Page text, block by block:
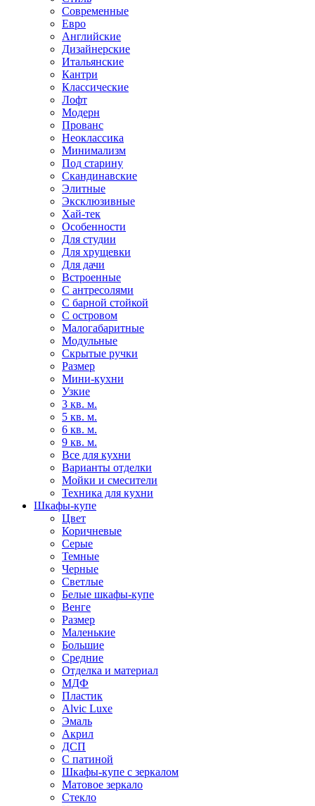
Современные
Евро
Английские
Дизайнерские
Итальянские
Кантри
Классические
Лофт
Модерн
Прованс
Неоклассика
Минимализм
Под старину
Скандинавские
Элитные
Эксклюзивные
Хай-тек
Особенности
Для студии
Для хрущевки
Для дачи
Встроенные
С антресолями
С барной стойкой
С островом
Малогабаритные
Модульные
Скрытые ручки
Размер
Мини-кухни
Узкие
3 кв. м.
5 кв. м.
6 кв. м.
9 кв. м.
Все для кухни
Варианты отделки
Мойки и смесители
Техника для кухни
Шкафы-купе
Цвет
Коричневые
Серые
Темные
Черные
Светлые
Белые шкафы-купе
Венге
Размер
Маленькие
Большие
Средние
Отделка и материал
МДФ
Пластик
Alvic Luxe
Эмаль
Акрил
ДСП
С патиной
Шкафы-купе с зеркалом
Матовое зеркало
Стекло